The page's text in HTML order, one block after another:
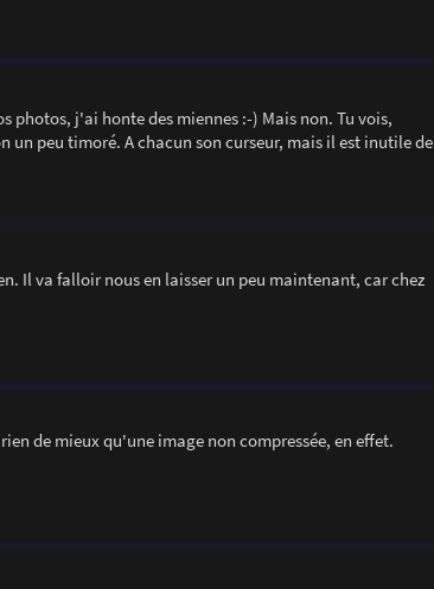
j'ai honte des miennes :-) Mais non. Tu vois,
un peu timoré. A chacun son curseur, mais il est inutile de
Il va falloir nous en laisser un peu maintenant, car chez
de mieux qu'une image non compressée, en effet.